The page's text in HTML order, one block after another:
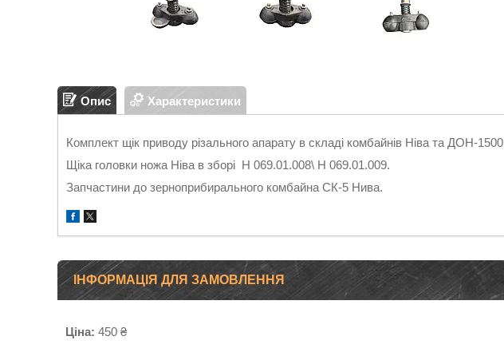
Опис Характеристики
Комплект щік приводу різального апарату в складі комбайнів Ніва та ДОН-1500
Щіка головки ножа Ніва в зборі Н 069.01.008\ Н 069.01.009.
Запчастини до зерноприбирального комбайна СК-5 Нива.
ІНФОРМАЦІЯ ДЛЯ ЗАМОВЛЕННЯ
Ціна: 450 ₴